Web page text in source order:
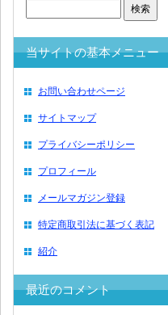
当サイトの基本メニュー
お問い合わせページ
サイトマップ
プライバシーポリシー
プロフィール
メールマガジン登録
特定商取引法に基づく表記
紹介
最近のコメント